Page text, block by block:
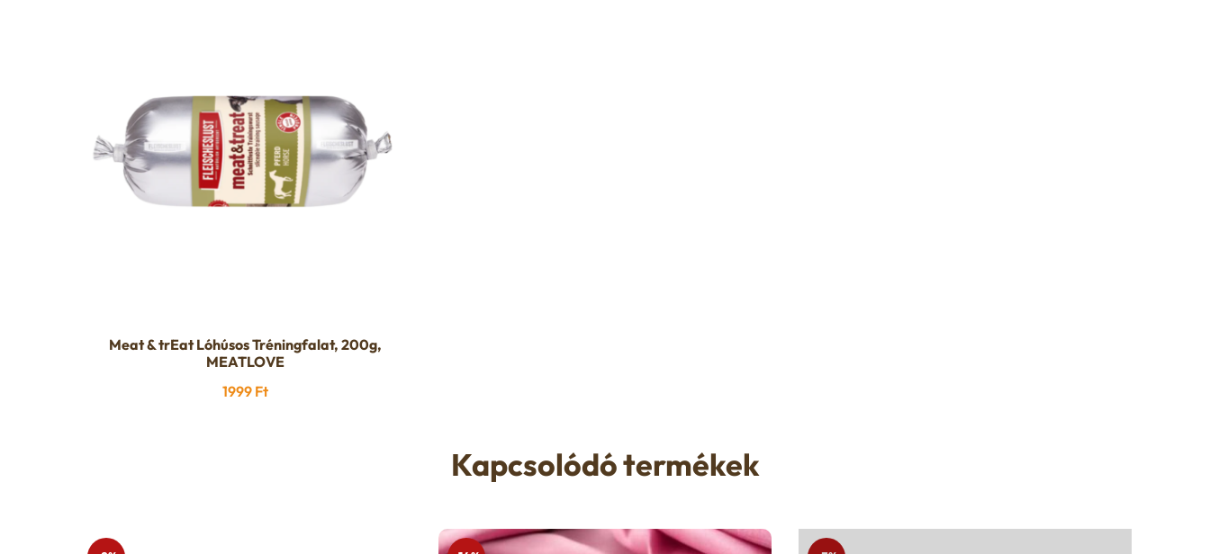
Meat & trEat Lóhúsos Tréningfalat, 200g,
MEATLOVE
1999 Ft
Kapcsolódó termékek